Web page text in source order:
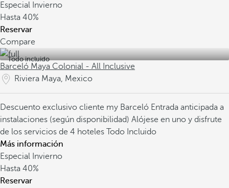
Especial Invierno
Hasta 40%
Reservar
Compare
Todo incluido
Barceló Maya Colonial - All Inclusive
Riviera Maya, Mexico
Descuento exclusivo cliente my Barceló Entrada anticipada a
instalaciones (según disponibilidad) Alójese en uno y disfrute
de los servicios de 4 hoteles Todo Incluido
Más información
Especial Invierno
Hasta 40%
Reservar